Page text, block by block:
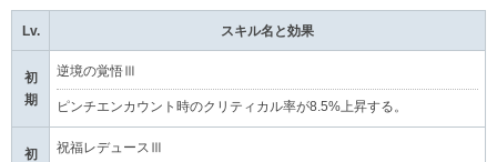
Lv. スキル名と効果
初
期
逆境の覚悟Ⅲ
ピンチエンカウント時のクリティカル率が8.5%上昇する。
初
祝福レデュースⅢ